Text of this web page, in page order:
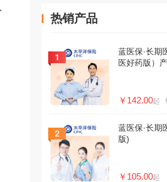
热销产品
蓝医保·长期
医好药版）
￥142.00起
蓝医保·长期
版)
￥105.00起